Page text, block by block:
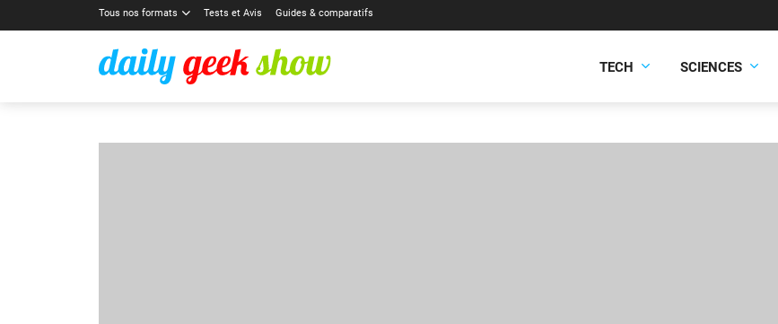
Tous nos formats Tests et Avis Guides & comparatifs
TECH SCIENCES